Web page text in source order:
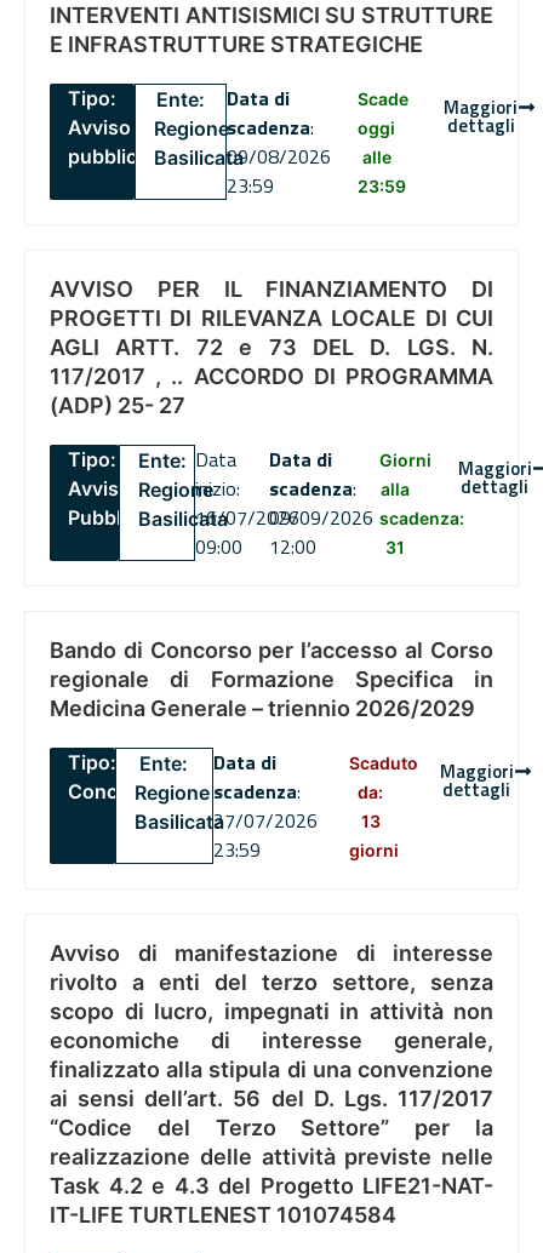
INTERVENTI ANTISISMICI SU STRUTTURE
E INFRASTRUTTURE STRATEGICHE
Tipo:
Avviso
pubblico
Ente:
Regione
Basilicata
Data di
scadenza:
09/08/2026
23:59
Scade
oggi
alle
23:59
Maggiori
dettagli
AVVISO PER IL FINANZIAMENTO DI
PROGETTI DI RILEVANZA LOCALE DI CUI
AGLI ARTT. 72 e 73 DEL D. LGS. N.
117/2017 , .. ACCORDO DI PROGRAMMA
(ADP) 25- 27
Tipo:
Avviso
Pubblico
Ente:
Regione
Basilicata
Data
inizio:
16/07/2026
09:00
Data di
scadenza:
09/09/2026
12:00
Giorni
alla
scadenza:
31
Maggiori
dettagli
Bando di Concorso per l’accesso al Corso
regionale di Formazione Specifica in
Medicina Generale – triennio 2026/2029
Tipo:
Concorsi
Ente:
Regione
Basilicata
Data di
scadenza:
27/07/2026
23:59
Scaduto
da:
13
giorni
Maggiori
dettagli
Avviso di manifestazione di interesse
rivolto a enti del terzo settore, senza
scopo di lucro, impegnati in attività non
economiche di interesse generale,
finalizzato alla stipula di una convenzione
ai sensi dell’art. 56 del D. Lgs. 117/2017
“Codice del Terzo Settore” per la
realizzazione delle attività previste nelle
Task 4.2 e 4.3 del Progetto LIFE21-NAT-
IT-LIFE TURTLENEST 101074584